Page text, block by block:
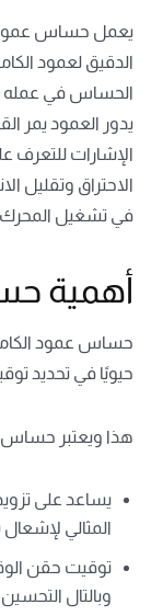
يعمل حساس عمود
الحساس في عمله
يدور العمود يمر
الإشارات للتعرف
الاحتراق وتقليل
في تشغيل المحرك
أهمية
حساس عمود
حيويًا في تحديد
هذا ويعتبر حساس
المثالي لإشعال
توقيت حقن
وبالتال